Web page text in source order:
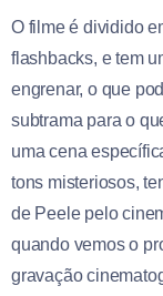
O filme é dividido
flashbacks, e tem
engrenar, o que
subtrama para o
uma cena
tons misteriosos,
de Peele pelo
quando vemos o
gravação